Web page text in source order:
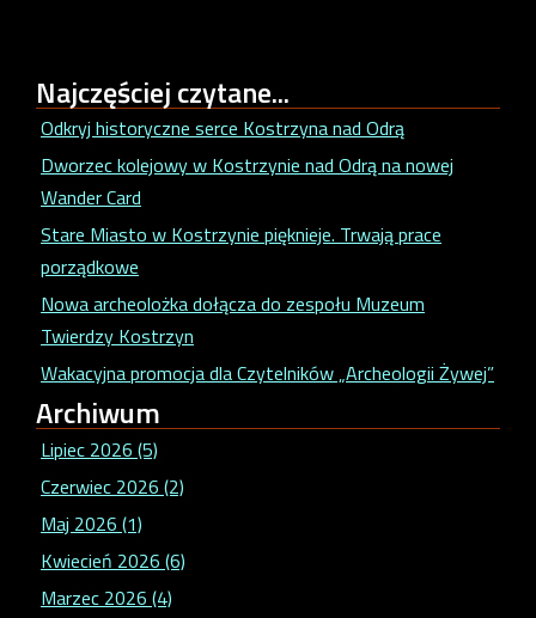
Najczęściejczytane...
Odkryj historyczne serce Kostrzyna nad Odrą
Dworzec kolejowy w Kostrzynie nad Odrą na nowej
Wander Card
Stare Miasto w Kostrzynie pięknieje. Trwają prace
porządkowe
Nowa archeolożka dołącza do zespołu Muzeum
Twierdzy Kostrzyn
Wakacyjna promocja dla Czytelników „Archeologii Żywej”
Archiwum
Lipiec 2026 (5)
Czerwiec 2026 (2)
Maj 2026 (1)
Kwiecień 2026 (6)
Marzec 2026 (4)